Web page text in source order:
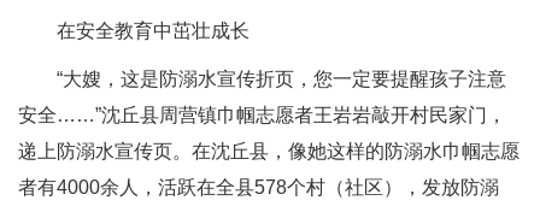
在安全教育中茁壮成长
“大嫂，这是防溺水宣传折页，您一定要提醒孩子注意
安全……”沈丘县周营镇巾帼志愿者王岩岩敲开村民家门，
递上防溺水宣传页。在沈丘县，像她这样的防溺水巾帼志愿
者有4000余人，活跃在全县578个村（社区），发放防溺